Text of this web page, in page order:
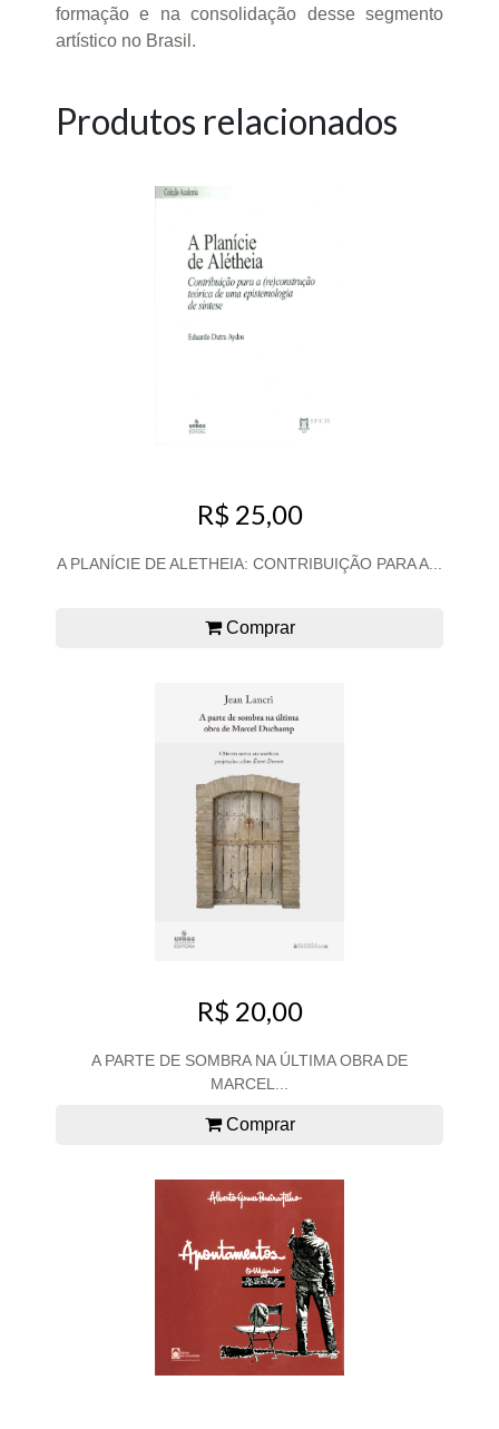
formação e na consolidação desse segmento
artístico no Brasil.
Produtos relacionados
R$ 25,00
A PLANÍCIE DE ALETHEIA: CONTRIBUIÇÃO PARA A...
Comprar
R$ 20,00
A PARTE DE SOMBRA NA ÚLTIMA OBRA DE
MARCEL...
Comprar